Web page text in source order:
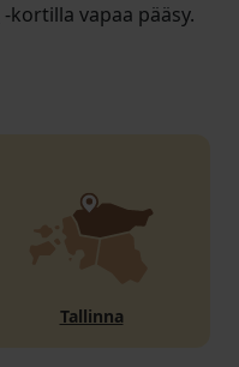
-kortilla vapaa pääsy.
Tallinna